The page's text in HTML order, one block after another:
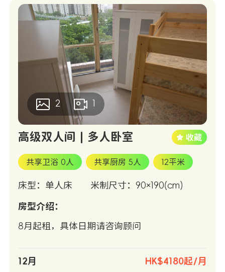
2
高级双人间 | 多人卧室
共享卫浴 0人 共享厨房 5人 12平米
床型：单人床 米制尺寸：90×190(cm)
房型介绍：
8月起租，具体日期请咨询顾问
12月 HK$4180起/月